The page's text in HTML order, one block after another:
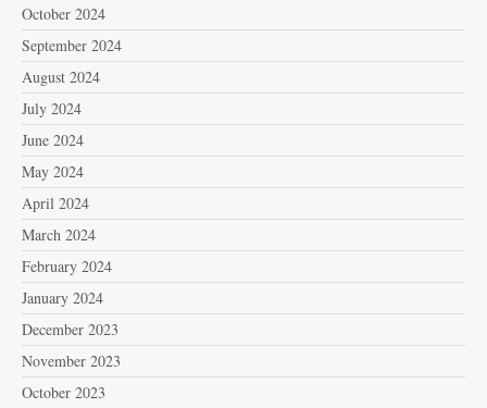
October 2024
September 2024
August 2024
July 2024
June 2024
May 2024
April 2024
March 2024
February 2024
January 2024
December 2023
November 2023
October 2023